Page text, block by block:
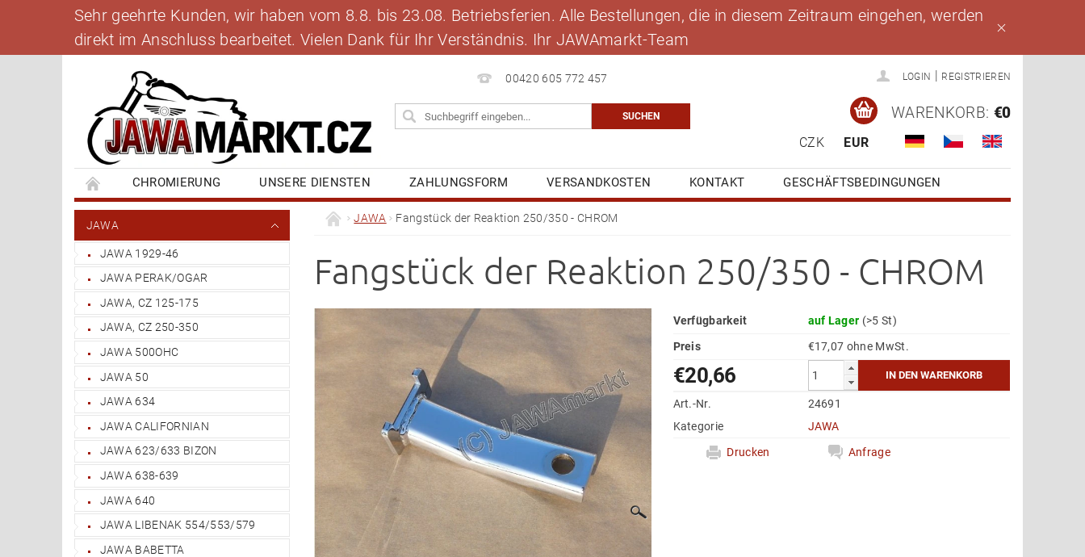
Sehr geehrte Kunden, wir haben vom 8.8. bis 23.08. Betriebsferien. Alle Bestellungen, die in diesem Zeitraum eingehen, werden
direkt im Anschluss bearbeitet. Vielen Dank für Ihr Verständnis. Ihr JAWAmarkt-Team
00420 605 772 457 LOGIN REGISTRIEREN
CZK EUR
WARENKORB: €0
CHROMIERUNG UNSERE DIENSTEN ZAHLUNGSFORM VERSANDKOSTEN KONTAKT
GESCHÄFTSBEDINGUNGEN
BANKVERBINDUNG
SCHREIBEN SIE UNS BLOG MEINE BESTELLUNG
JAWA
JAWA 1929-46
JAWA PERAK/OGAR
JAWA, CZ 125-175
JAWA, CZ 250-350
JAWA 500OHC
JAWA 50
JAWA 634
JAWA CALIFORNIAN
JAWA 623/633 BIZON
JAWA 638-639
JAWA 640
JAWA LIBENAK 554/553/579
JAWA BABETTA
JAWA Fangstück der Reaktion 250/350 - CHROM
Fangstück der Reaktion 250/350 - CHROM
Verfügbarkeit auf Lager (>5 St)
Preis
€17,07 ohne MwSt.
€20,66
Art.-Nr.
24691
Kategorie
JAWA
Drucken
Anfrage